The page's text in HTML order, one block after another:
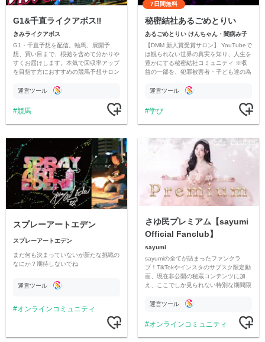
G1&千直ライクアボス‼️
きみライクアボス
G1・千直予想を配信。軸馬、展開予
想、買い目まで、根拠を含めて分かりや
すくお届けします。本気で回収率アップ
を目指す方におすすめの競馬予想サロン
運営ツール
競馬
7日間無料
秘密結社あるごめとりい
あるごめとりい けんちゃん・闇病み子
【DMM 新人賞受賞サロン】 YouTubeで
は観られない世界の真実を知り、人生を
豊かにする秘密結社コミュニティ ※収
益の一部を、犯罪被害者・子ども達の為
す運営ツール
学び
スプレーアートエデン
スプレーアートエデン
まだ何も決まっていないが新たな挑戦の
なにか？期待しないでね
運営ツール
オンラインコミュニティ
さゆ民プレミアム【sayumi
Official Fanclub】
sayumi
sayumiの全てが詰まったファンクラ
ブ！TikTokやインスタのサブスク限定動
画、現在非公開の秘蔵コンテンツに加
え、ここでしか見られない特別な期間限
運営ツール
オンラインコミュニティ